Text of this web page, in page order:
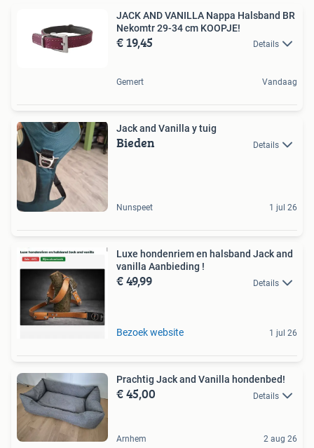
JACK AND VANILLA Nappa Halsband BR
Nekomtr 29-34 cm KOOPJE!
€ 19,45 Details
Gemert Vandaag
Jack and Vanilla y tuig
Bieden Details
Nunspeet 1 jul 26
Luxe hondenriem en halsband Jack and
vanilla Aanbieding !
€ 49,99 Details
Bezoek website 1 jul 26
Prachtig Jack and Vanilla hondenbed!
€ 45,00 Details
Arnhem 2 aug 26